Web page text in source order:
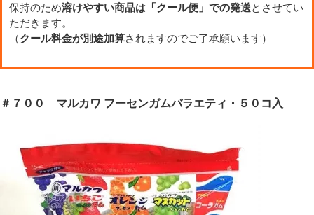
保持のため溶けやすい商品は「クール便」での発送とさせてい
ただきます。
（クール料金が別途加算されますのでご了承願います）
＃７００ マルカワ フーセンガムバラエティ・５０コ入